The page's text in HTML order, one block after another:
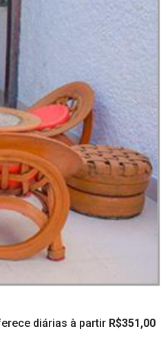
diárias à partir R$351,00